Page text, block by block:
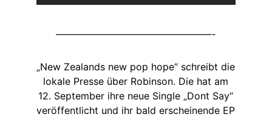
————————————————-
„New Zealands new pop hope“ schreibt die
lokale Presse über Robinson. Die hat am
12. September ihre neue Single „Dont Say“
veröffentlicht und ihr bald erscheinende EP